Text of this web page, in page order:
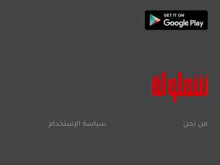
من نحن سياسة الإستخدام